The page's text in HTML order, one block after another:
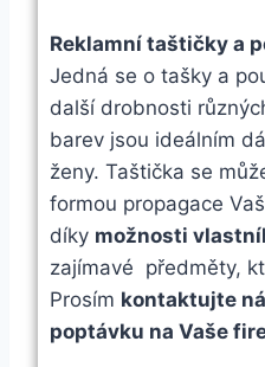
Reklamní taštičky a
Jedná se o tašky a
další drobnosti
barev jsou ideálním
ženy. Taštička se
formou propagace
díky možnosti
zajímavé předměty,
Prosím kontaktujte
poptávku na Vaše